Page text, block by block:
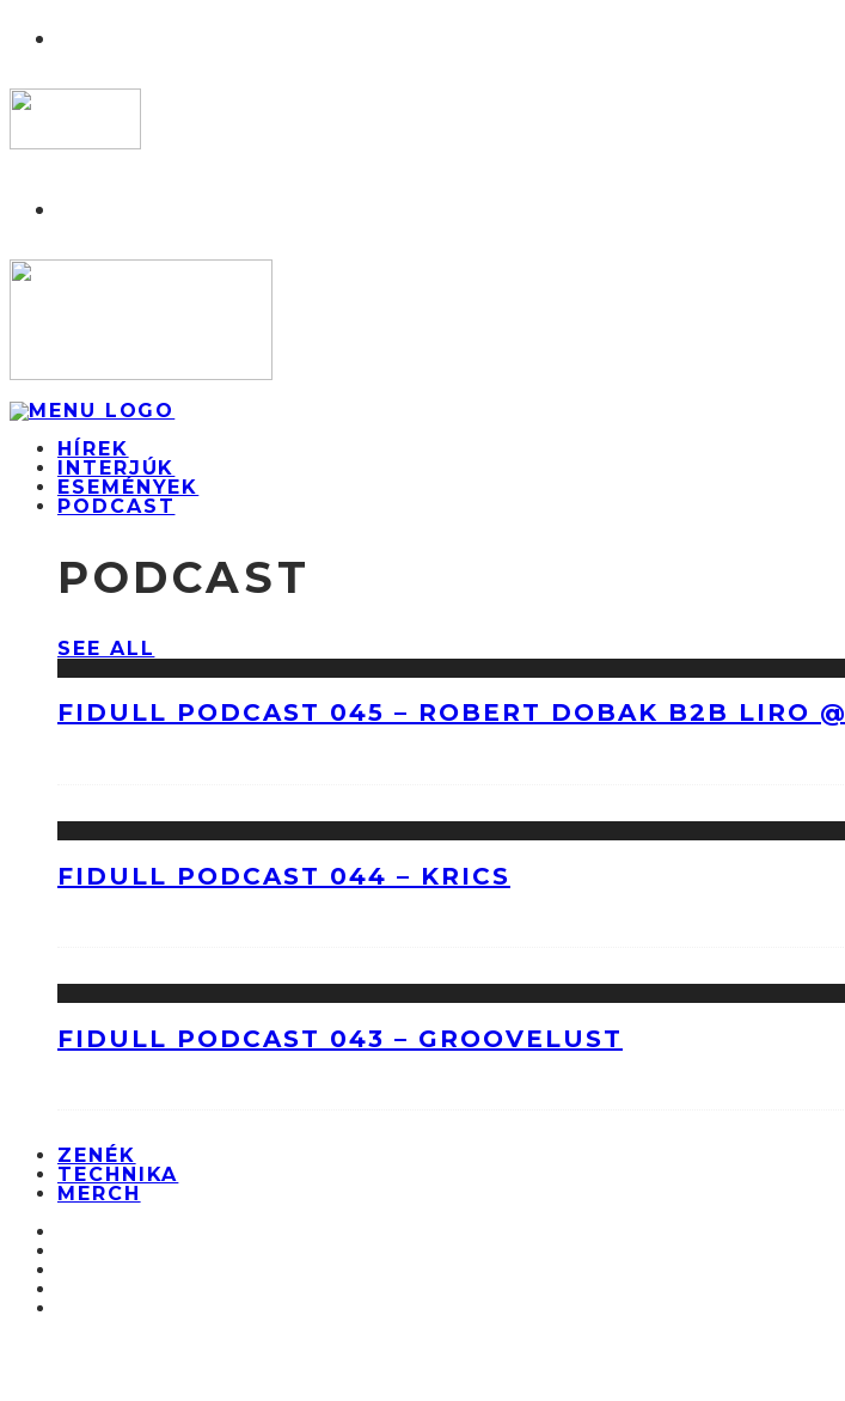
HÍREK
INTERJÚK
ESEMÉNYEK
PODCAST
PODCAST
SEE ALL
FIDULL PODCAST 045 – ROBERT DOBAK B2B LIRO
FIDULL PODCAST 044 – KRICS
FIDULL PODCAST 043 – GROOVELUST
ZENÉK
TECHNIKA
MERCH